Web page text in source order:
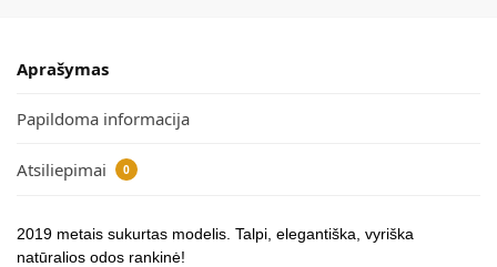
Aprašymas
Papildoma informacija
Atsiliepimai 0
2019 metais sukurtas modelis. Talpi, elegantiška, vyriška
natūralios odos rankinė!